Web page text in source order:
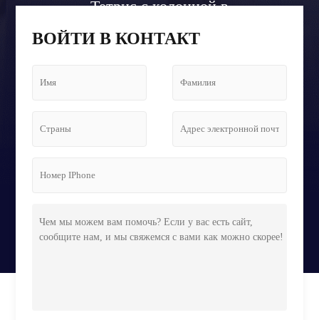
Тетрис с колонной в
ВОЙТИ В КОНТАКТ